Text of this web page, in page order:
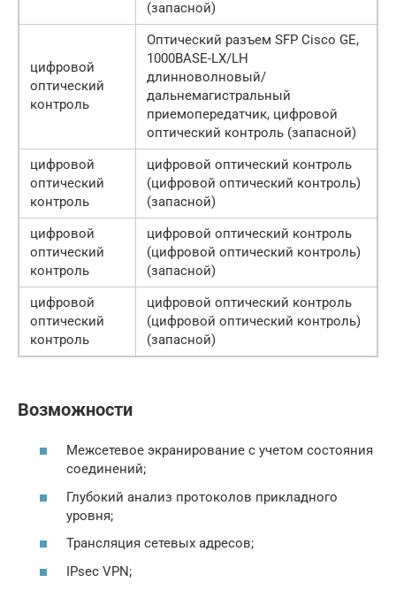
(запасной)
цифровой
оптический
контроль
Оптический разъем SFP Cisco GE,
1000BASE-LX/LH
длинноволновый/
дальнемагистральный
приемопередатчик, цифровой
оптический контроль (запасной)
цифровой
оптический
контроль
цифровой оптический контроль
(цифровой оптический контроль)
(запасной)
цифровой
оптический
контроль
цифровой оптический контроль
(цифровой оптический контроль)
(запасной)
цифровой
оптический
контроль
цифровой оптический контроль
(цифровой оптический контроль)
(запасной)
Возможности
Межсетевое экранирование с учетом состояния
соединений;
Глубокий анализ протоколов прикладного
уровня;
Трансляция сетевых адресов;
IPsec VPN;